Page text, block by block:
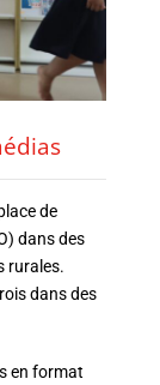
de
dans des
rurales.
dans des
en format